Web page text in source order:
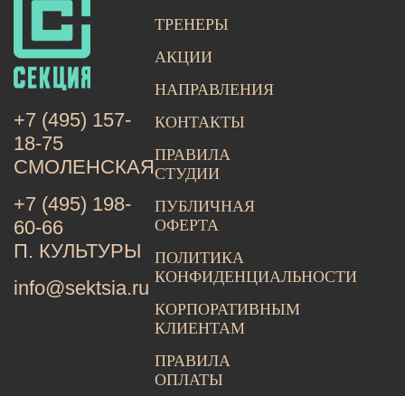
+7 (495) 157-
18-75
СМОЛЕНСКАЯ
+7 (495) 198-
60-66
П. КУЛЬТУРЫ
info@sektsia.ru
ТРЕНЕРЫ
АКЦИИ
НАПРАВЛЕНИЯ
КОНТАКТЫ
ПРАВИЛА
СТУДИИ
ПУБЛИЧНАЯ
ОФЕРТА
ПОЛИТИКА
КОНФИДЕНЦИАЛЬНОСТИ
КОРПОРАТИВНЫМ
КЛИЕНТАМ
ПРАВИЛА
ОПЛАТЫ